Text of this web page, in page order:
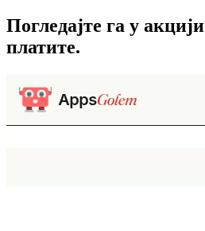
Погледајте га у акцији
платите.